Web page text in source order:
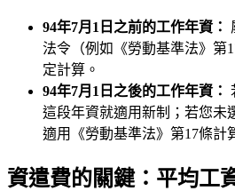
94年7月1日之前的工作年資：
法令（例如《勞動基準法》第
定計算。
94年7月1日之後的工作年資：
這段年資就適用新制；若您未
適用《勞動基準法》第17條計
資遣費的關鍵：平均工